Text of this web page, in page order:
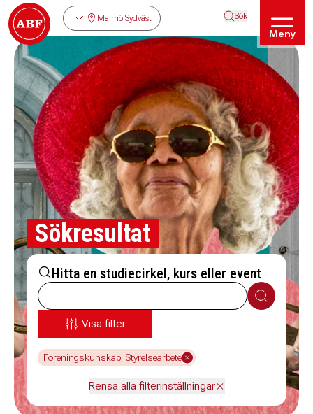
Malmö Sydväst Sök
Meny
Sökresultat
Hitta en studiecirkel, kurs eller event
Sök
Visa filter
Föreningskunskap, Styrelsearbete
Rensa alla filterinställningar